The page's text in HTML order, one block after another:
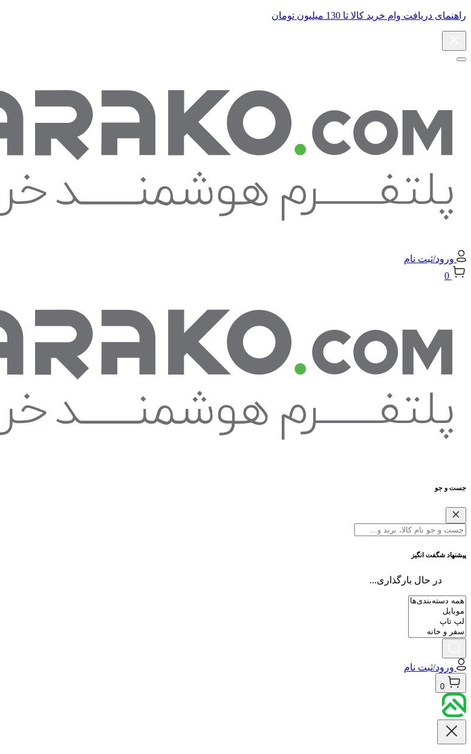
راهنمای دریافت وام خرید کالا تا 130 میلیون تومان
ورود/ثبت نام
0
جست و جو
پیشنهاد شگفت انگیز
در حال بارگذاری...
ورود/ثبت نام
0